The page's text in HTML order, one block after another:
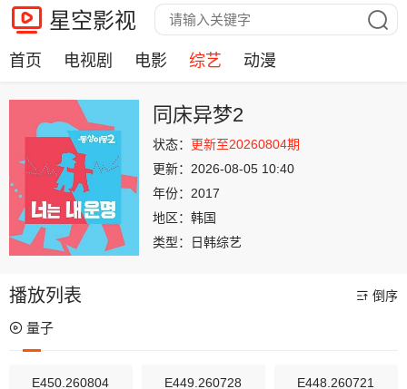
星空影视
首页 电视剧 电影 综艺 动漫
同床异梦2
状态： 更新至20260804期
更新： 2026-08-05 10:40
年份： 2017
地区： 韩国
类型：
日韩综艺
播放列表 倒序
量子
E450.260804 E449.260728 E448.260721